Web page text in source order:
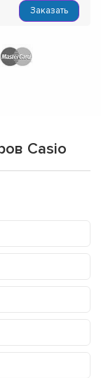
Заказать
Casio